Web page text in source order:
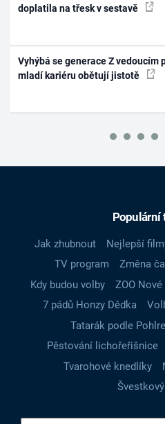
doplatila na třesk v sestavě
Vyhýbá se generace Z vedoucím
mladí kariéru obětují jistotě
Populární
Jak zhubnout Nejlepší
TV program
Změna
Kdy budou volby
ZOO
7 pádů Honzy Dědka
Tatarák podle
Pěstování lichořeřišnice
Tvarohové knedlíky